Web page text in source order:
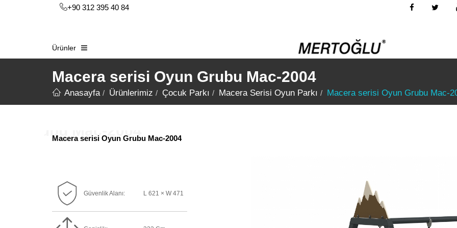
+90 312 395 40 84
Ürünler
Macera serisi Oyun Grubu Mac-2004
Anasayfa Ürünlerimiz Çocuk Parkı Macera Serisi Oyun Parkı Macera serisi Oyun Grubu Mac-
Macera serisi Oyun Grubu Mac-2004
Güvenlik Alanı: L 621 × W 471